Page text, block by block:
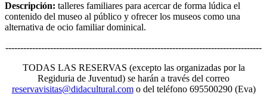
Descripción: talleres familiares para acercar de forma lúdica el
contenido del museo al público y ofrecer los museos como una
alternativa de ocio familiar dominical.
--------------------------------------------------------------------------------------
TODAS LAS RESERVAS (excepto las organizadas por la
Regiduria de Juventud) se harán a través del correo
reservavisitas@didacultural.como del teléfono 695500290 (Eva)